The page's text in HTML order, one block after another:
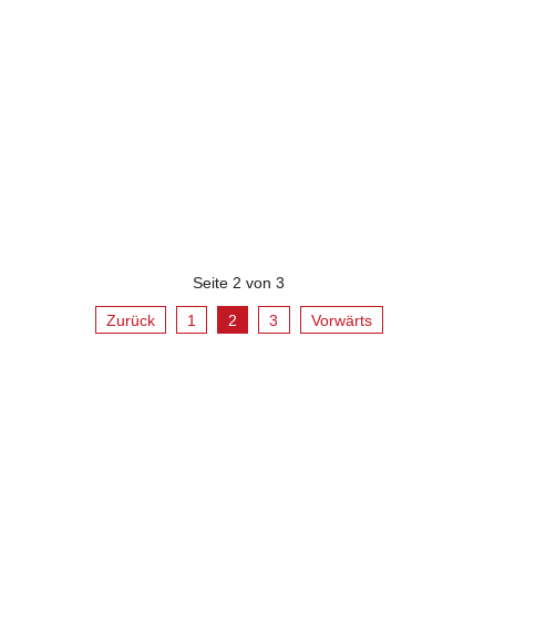
Seite 2 von 3
Zurück 1 2 3 Vorwärts